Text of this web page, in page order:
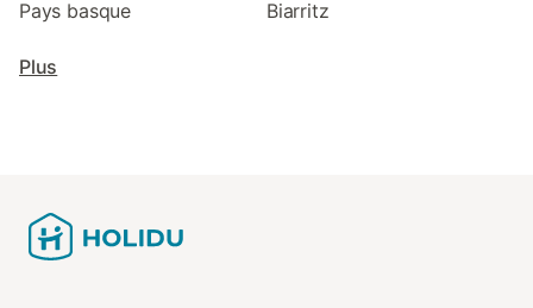
Pays basque Biarritz
Plus